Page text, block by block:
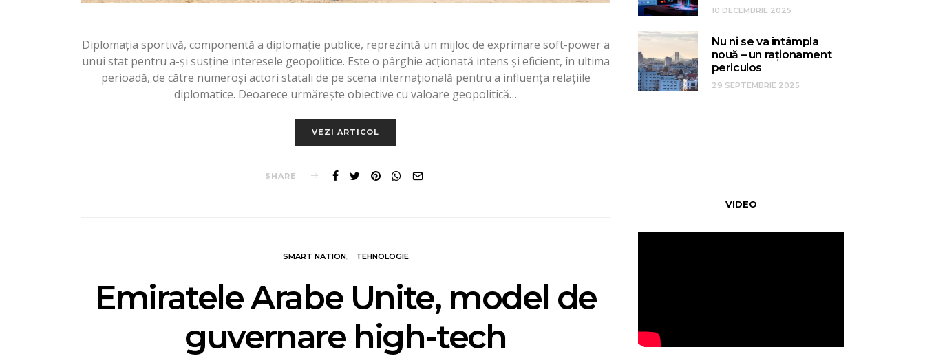
Diplomația sportivă, componentă a diplomație publice, reprezintă un mijloc de exprimare soft-power a
unui stat pentru a-şi susţine interesele geopolitice. Este o pârghie acționată intens şi eficient, în ultima
perioadă, de către numeroși actori statali de pe scena internațională pentru a influența relațiile
diplomatice. Deoarece urmărește obiective cu valoare geopolitică…
VEZI ARTICOL
SHARE
SMART NATION TEHNOLOGIE
Emiratele Arabe Unite, model de
guvernare high-tech
10 DECEMBRIE 2025
Nu ni se va întâmpla
nouă – un raționament
periculos
29 SEPTEMBRIE 2025
VIDEO